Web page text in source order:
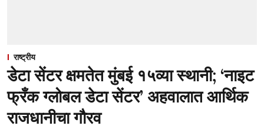
राष्ट्रीय
डेटा सेंटर क्षमतेत मुंबई १५व्या स्थानी; ‘नाइट
फ्रँक ग्लोबल डेटा सेंटर’ अहवालात आर्थिक
राजधानीचा गौरव